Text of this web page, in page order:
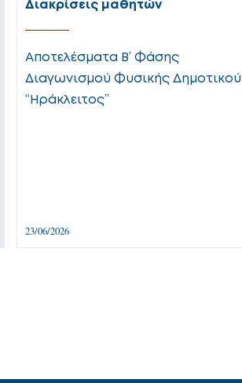
Διακρίσεις μαθητών
Αποτελέσματα Β’ Φάσης
Διαγωνισμού Φυσικής Δημοτικού
“Ηράκλειτος”
23/06/2026